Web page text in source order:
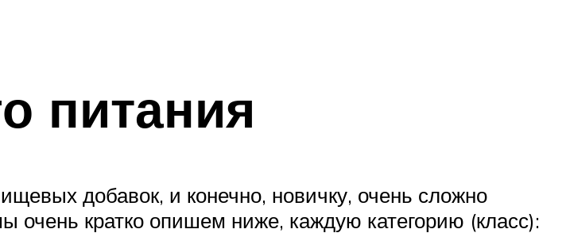
питания
добавок, и конечно, новичку, очень сложно
очень кратко опишем ниже, каждую категорию (класс):